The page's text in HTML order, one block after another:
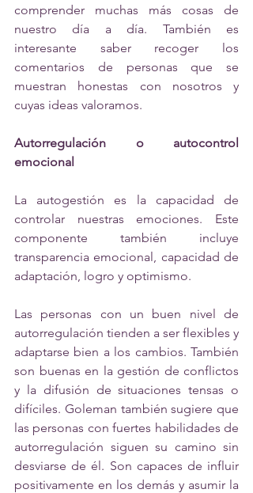
comprender muchas más cosas de
nuestro día a día. También es
interesante saber recoger los
comentarios de personas que se
muestran honestas con nosotros y
cuyas ideas valoramos.
Autorregulación o autocontrol
emocional
La autogestión es la capacidad de
controlar nuestras emociones. Este
componente también incluye
transparencia emocional, capacidad de
adaptación, logro y optimismo.
Las personas con un buen nivel de
autorregulación tienden a ser flexibles y
adaptarse bien a los cambios. También
son buenas en la gestión de conflictos
y la difusión de situaciones tensas o
difíciles. Goleman también sugiere que
las personas con fuertes habilidades de
autorregulación siguen su camino sin
desviarse de él. Son capaces de influir
positivamente en los demás y asumir la